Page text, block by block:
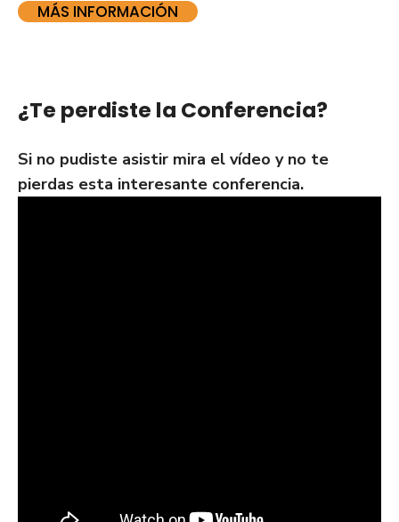
MÁS INFORMACIÓN
¿Te perdiste la Conferencia?
Si no pudiste asistir mira el vídeo y no te
pierdas esta interesante conferencia.